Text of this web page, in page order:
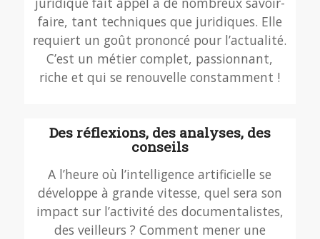
faire, tant techniques que juridiques. Elle
requiert un goût prononcé pour l’actualité.
C’est un métier complet, passionnant,
riche et qui se renouvelle constamment !
Des réflexions, des analyses, des
conseils
A l’heure où l’intelligence artificielle se
développe à grande vitesse, quel sera son
impact sur l’activité des documentalistes,
des veilleurs ? Comment mener une